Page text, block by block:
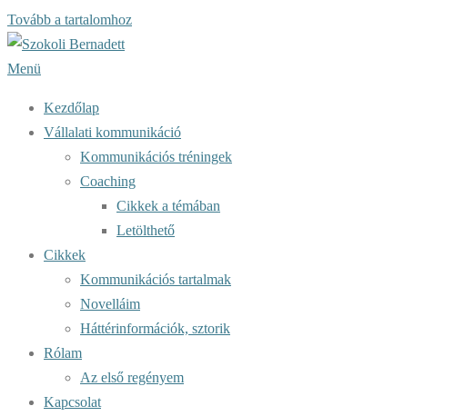
Tovább a tartalomhoz
Menü
Kezdőlap
Vállalati kommunikáció
Kommunikációs tréningek
Coaching
Cikkek a témában
Letölthető
Cikkek
Kommunikációs tartalmak
Novelláim
Háttérinformációk, sztorik
Rólam
Az első regényem
Kapcsolat